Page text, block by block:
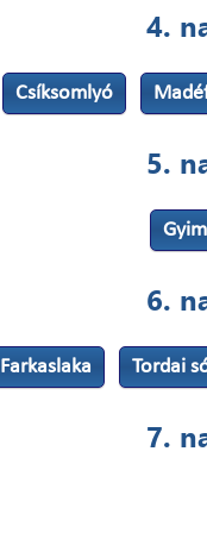
4.
Csíksomlyó
5.
6.
Farkaslaka Tordai
7.